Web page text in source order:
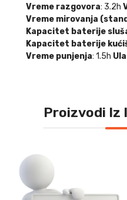
Vreme razgovora: 3.2h
Vreme mirovanja
Kapacitet baterije
Kapacitet baterije
Vreme punjenja: 1.5h
Proizvodi Iz